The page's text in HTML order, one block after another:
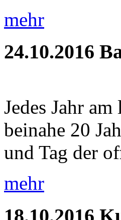
mehr
24.10.2016
Jedes Jahr
beinahe 20
und Tag der
mehr